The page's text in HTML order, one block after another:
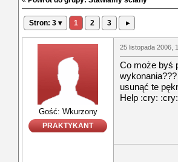
Stron: 3 ▾ 1 2 3 ▸
Gość: Wkurzony
PRAKTYKANT
25 listopada 2006,
Co może byś
usunąć te
Help :cry: :cry: